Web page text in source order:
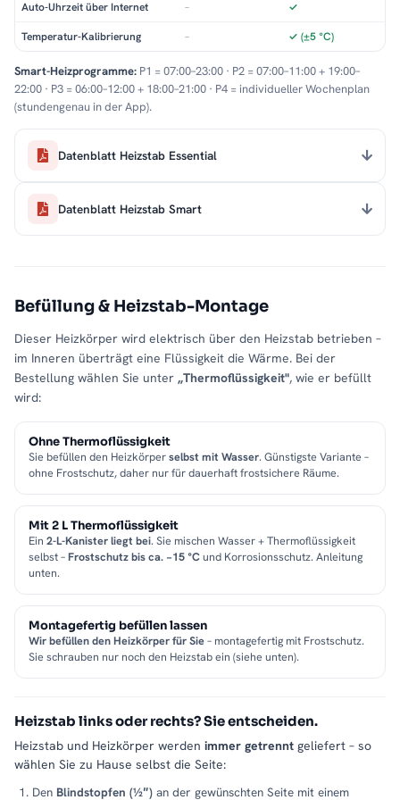
Auto-Uhrzeit über Internet – ✓
Temperatur-Kalibrierung – ✓ (±5 °C)
Smart-Heizprogramme: P1 = 07:00–23:00 · P2 = 07:00–11:00 + 19:00–
22:00 · P3 = 06:00–12:00 + 18:00–21:00 · P4 = individueller Wochenplan
(stundengenau in der App).
Datenblatt Heizstab Essential
Datenblatt Heizstab Smart
Befüllung & Heizstab-Montage
Dieser Heizkörper wird elektrisch über den Heizstab betrieben –
im Inneren überträgt eine Flüssigkeit die Wärme. Bei der
Bestellung wählen Sie unter „Thermoflüssigkeit", wie er befüllt
wird:
Ohne Thermoflüssigkeit
Sie befüllen den Heizkörperselbst mit Wasser. Günstigste Variante –
ohne Frostschutz, daher nur für dauerhaft frostsichere Räume.
Mit 2 L Thermoflüssigkeit
Ein 2-L-Kanister liegt bei. Sie mischen Wasser + Thermoflüssigkeit
selbst –Frostschutz bis ca. −15 °Cund Korrosionsschutz. Anleitung
unten.
Montagefertig befüllen lassen
Wir befüllen den Heizkörper für Sie– montagefertig mit Frostschutz.
Sie schrauben nur noch den Heizstab ein (siehe unten).
Heizstab links oder rechts? Sie entscheiden.
Heizstab und Heizkörper werden immer getrennt geliefert – so
wählen Sie zu Hause selbst die Seite:
Den Blindstopfen (½″) an der gewünschten Seite mit einem